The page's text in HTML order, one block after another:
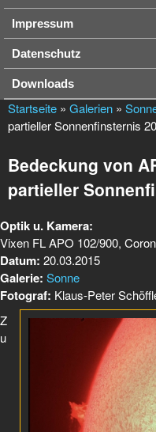
Impressum
Datenschutz
Downloads
Startseite » Galerien »
partieller Sonnenfinsternis
Bedeckung von
partieller
Optik u. Kamera:
Vixen FL APO 102/900,
Datum: 20.03.2015
Galerie: Sonne
Fotograf: Klaus-Peter
Z
u